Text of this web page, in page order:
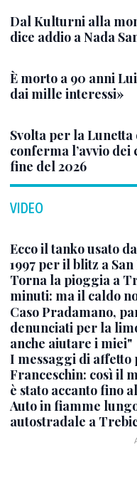
Dal Kulturni alla
dice addio a Nada
È morto a 90 anni
dai mille interessi»
Svolta per la
conferma l’avvio
fine del 2026
VIDEO
Ecco il tanko usato
1997 per il blitz a
Torna la pioggia a
minuti: ma il caldo
Caso Pradamano,
denunciati per la
anche aiutare i miei"
I messaggi di affetto
Franceschin: così il
è stato accanto fino
Auto in fiamme
autostradale a